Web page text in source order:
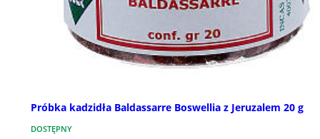
Próbka kadzidła Baldassarre Boswellia z Jeruzalem 20 g
DOSTĘPNY